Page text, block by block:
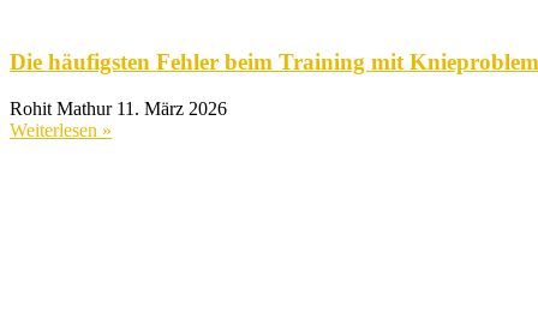
Die häufigsten Fehler beim Training mit
Rohit Mathur 11. März 2026
Weiterlesen »